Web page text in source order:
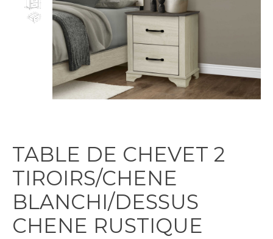
TABLE DE CHEVET 2
TIROIRS/CHENE
BLANCHI/DESSUS
CHENE RUSTIQUE